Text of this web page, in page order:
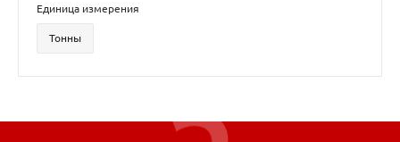
Единица измерения
Тонны